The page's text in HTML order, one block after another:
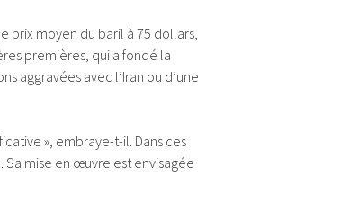
prix moyen du baril à 75 dollars,
premières, qui a fondé la
aggravées avec l’Iran ou d’une
», embraye-t-il. Dans ces
mise en œuvre est envisagée